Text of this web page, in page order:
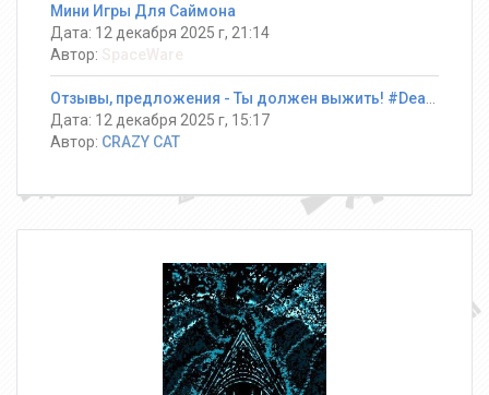
Мини Игры Для Саймона
Дата: 12 декабря 2025 г, 21:14
Автор:
Дата: 12 декабря 2025 г, 15:17
Автор: CRAZY CAT